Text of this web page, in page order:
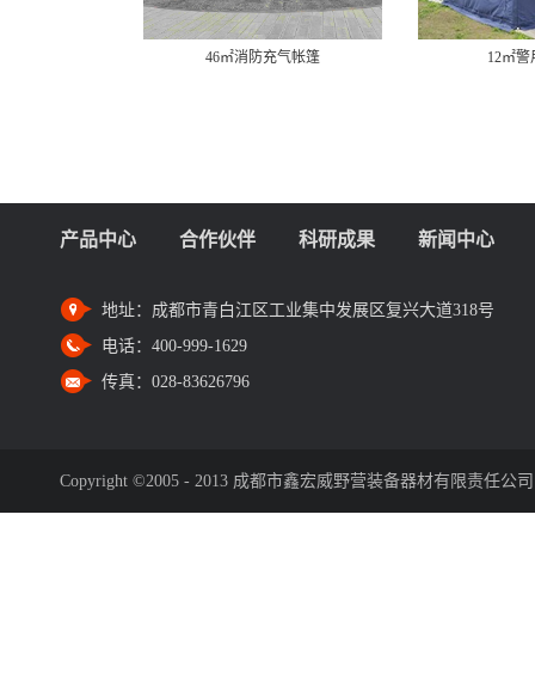
46㎡消防充气帐篷 12㎡
产品中心 合作伙伴 科研成果 新闻中心
地址： 成都市青白江区工业集中发展区复兴大道318号
电话： 400-999-1629
传真： 028-83626796
Copyright ©2005 - 2013 成都市鑫宏威野营装备器材有限责任公司